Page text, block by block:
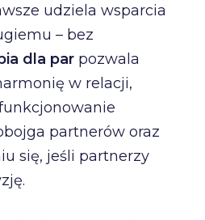
udziela wsparcia
– bez
dla par pozwala
w relacji,
partnerów oraz
się, jeśli partnerzy